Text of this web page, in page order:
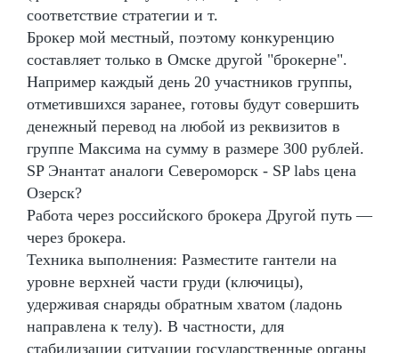
соответствие стратегии и т.
Брокер мой местный, поэтому конкуренцию
составляет только в Омске другой "брокерне".
Например каждый день 20 участников группы,
отметившихся заранее, готовы будут совершить
денежный перевод на любой из реквизитов в
группе Максима на сумму в размере 300 рублей.
SP Энантат аналоги Североморск - SP labs цена
Озерск?
Работа через российского брокера Другой путь —
через брокера.
Техника выполнения: Разместите гантели на
уровне верхней части груди (ключицы),
удерживая снаряды обратным хватом (ладонь
направлена к телу). В частности, для
стабилизации ситуации государственные органы